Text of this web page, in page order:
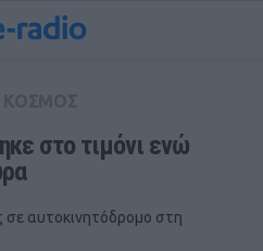
στο τιμόνι ενώ
σε αυτοκινητόδρομο στη